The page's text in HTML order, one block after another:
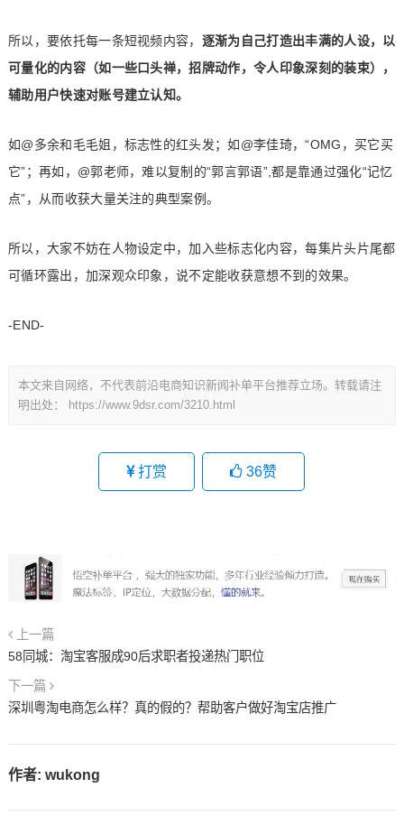
所以，要依托每一条短视频内容， 逐渐为自己打造出丰满的人设，以
可量化的内容（如一些口头禅，招牌动作，令人印象深刻的装束），
辅助用户快速对账号建立认知。
如@多余和毛毛姐，标志性的红头发；如@李佳琦，“OMG，买它买
它”；再如，@郭老师，难以复制的“郭言郭语”,都是靠通过强化“记忆
点”，从而收获大量关注的典型案例。
所以，大家不妨在人物设定中，加入些标志化内容，每集片头片尾都
可循环露出，加深观众印象，说不定能收获意想不到的效果。
-END-
本文来自网络，不代表前沿电商知识新闻补单平台推荐立场。转载请注
明出处：
https://www.9dsr.com/3210.html
打赏 36赞
上一篇
58同城：淘宝客服成90后求职者投递热门职位
下一篇
深圳粤淘电商怎么样？真的假的？帮助客户做好淘宝店推广
作者: wukong